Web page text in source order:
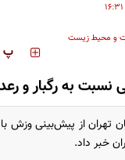
و محیط زیست
‍‍‍ پ
به رگبار و
تهران از پیش‌بینی وزش
خبر داد.